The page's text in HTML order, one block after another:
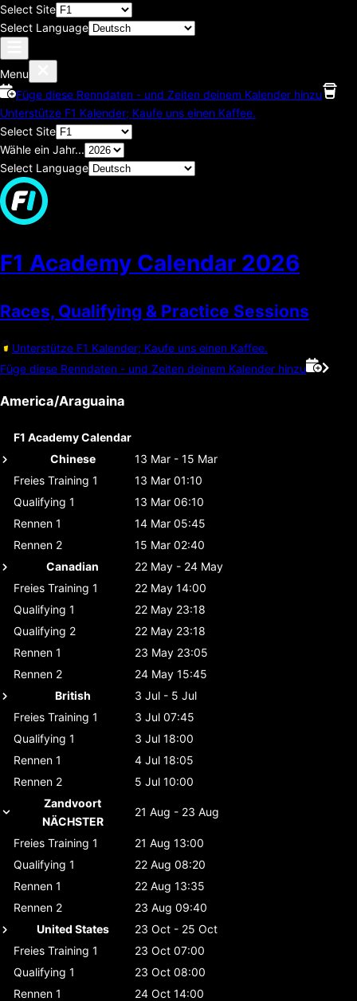
Select Site
Select Language
Menu
Füge diese Renndaten - und Zeiten deinem Kalender hinzu
Unterstütze F1 Kalender; Kaufe uns einen Kaffee.
Select Site
Wähle ein Jahr...
Select Language
F1 Academy Calendar 2026
Races, Qualifying & Practice Sessions
Unterstütze F1 Kalender; Kaufe uns einen Kaffee.
Füge diese Renndaten - und Zeiten deinem Kalender hinzu
America/Araguaina
F1 Academy Calendar
Chinese
13 Mar - 15 Mar
Freies Training 1
13 Mar 01:10
Qualifying 1
13 Mar 06:10
Rennen 1
14 Mar 05:45
Rennen 2
15 Mar 02:40
Canadian
22 May - 24 May
Freies Training 1
22 May 14:00
Qualifying 1
22 May 23:18
Qualifying 2
22 May 23:18
Rennen 1
23 May 23:05
Rennen 2
24 May 15:45
British
3 Jul - 5 Jul
Freies Training 1
3 Jul 07:45
Qualifying 1
3 Jul 18:00
Rennen 1
4 Jul 18:05
Rennen 2
5 Jul 10:00
Zandvoort
NÄCHSTER
21 Aug - 23 Aug
Freies Training 1
21 Aug 13:00
Qualifying 1
22 Aug 08:20
Rennen 1
22 Aug 13:35
Rennen 2
23 Aug 09:40
United States
23 Oct - 25 Oct
Freies Training 1
23 Oct 07:00
Qualifying 1
23 Oct 08:00
Rennen 1
24 Oct 14:00